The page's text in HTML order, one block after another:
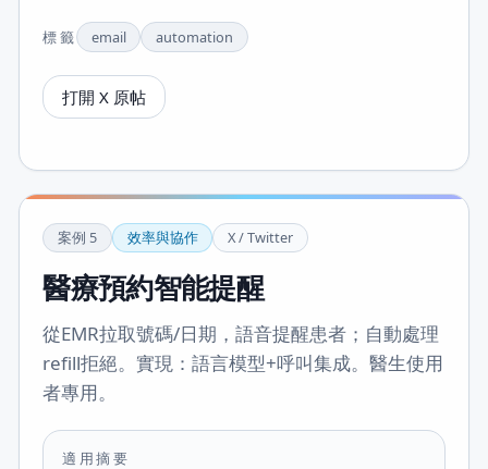
標籤 email automation
打開 X 原帖
案例 5 效率與協作 X / Twitter
醫療預約智能提醒
從EMR拉取號碼/日期，語音提醒患者；自動處理
refill拒絕。實現：語言模型+呼叫集成。醫生使用
者專用。
適用摘要